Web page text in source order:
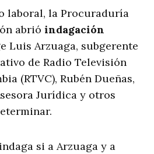
laboral, la Procuraduría
abrió indagación
Luis Arzuaga, subgerente
de Radio Televisión
(RTVC), Rubén Dueñas,
Jurídica y otros
si a Arzuaga y a